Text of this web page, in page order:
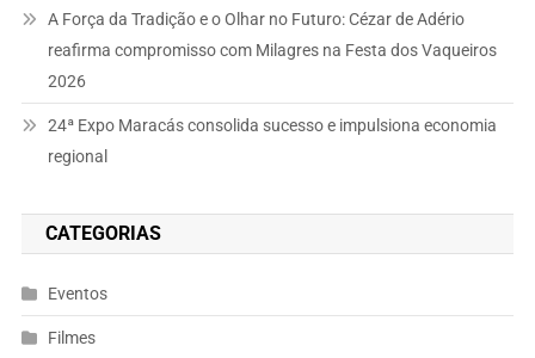
A Força da Tradição e o Olhar no Futuro: Cézar de Adério
reafirma compromisso com Milagres na Festa dos Vaqueiros
2026
24ª Expo Maracás consolida sucesso e impulsiona economia
regional
CATEGORIAS
Eventos
Filmes